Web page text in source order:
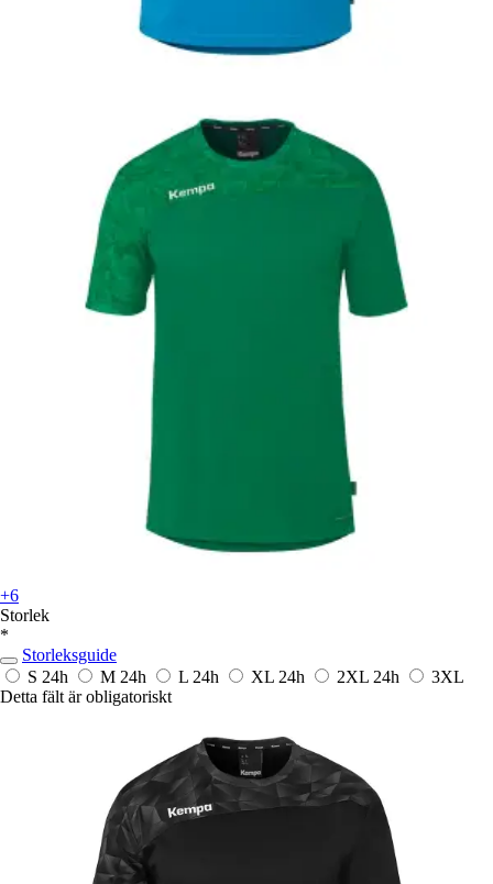
+6
Storlek
*
Storleksguide
S 24h M 24h L 24h XL 24h 2XL 24h
3XL
Detta fält är obligatoriskt